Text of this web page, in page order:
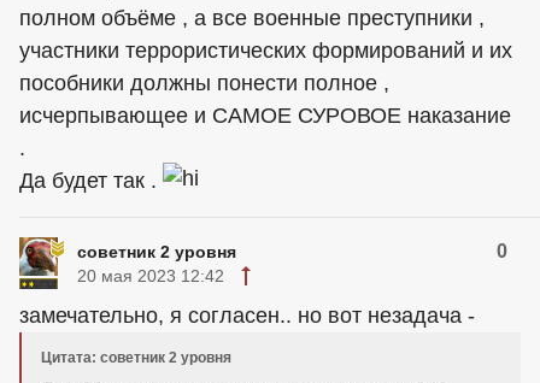
полном объёме , а все военные преступники ,
участники террористических формирований и их
пособники должны понести полное ,
исчерпывающее и САМОЕ СУРОВОЕ наказание
.
Да будет так .
советник 2 уровня 0
20 мая 2023 12:42
замечательно, я согласен.. но вот незадача -
Цитата: советник 2 уровня